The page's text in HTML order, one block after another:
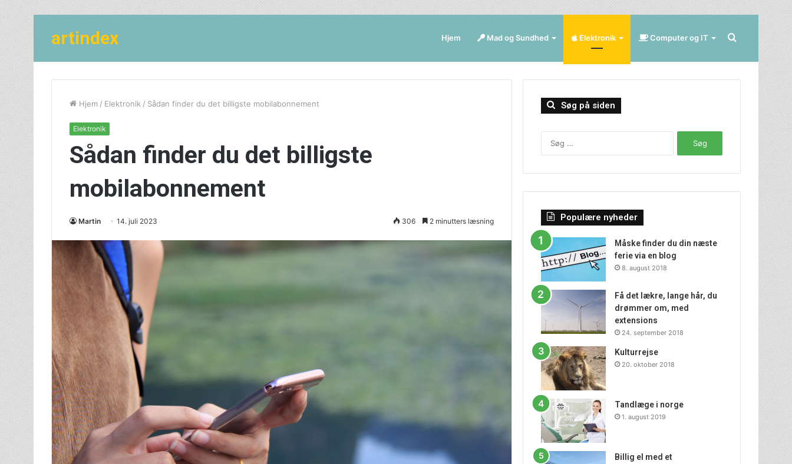
artindex Hjem Mad og Sundhed Elektronik Computer og IT Søg
efter
Hjem / Elektronik / Sådan finder du det billigste mobilabonnement
Elektronik
Sådan finder du det billigste
mobilabonnement
Martin 14. juli 2023 306 2 minutters læsning
Søg på siden
Populære nyheder
Måske finder du din næste
ferie via en blog
8. august 2018
Få det lækre, lange hår, du
drømmer om, med
extensions
24. september 2018
Kulturrejse
20. oktober 2018
Tandlæge i norge
1. august 2019
Billig el med et